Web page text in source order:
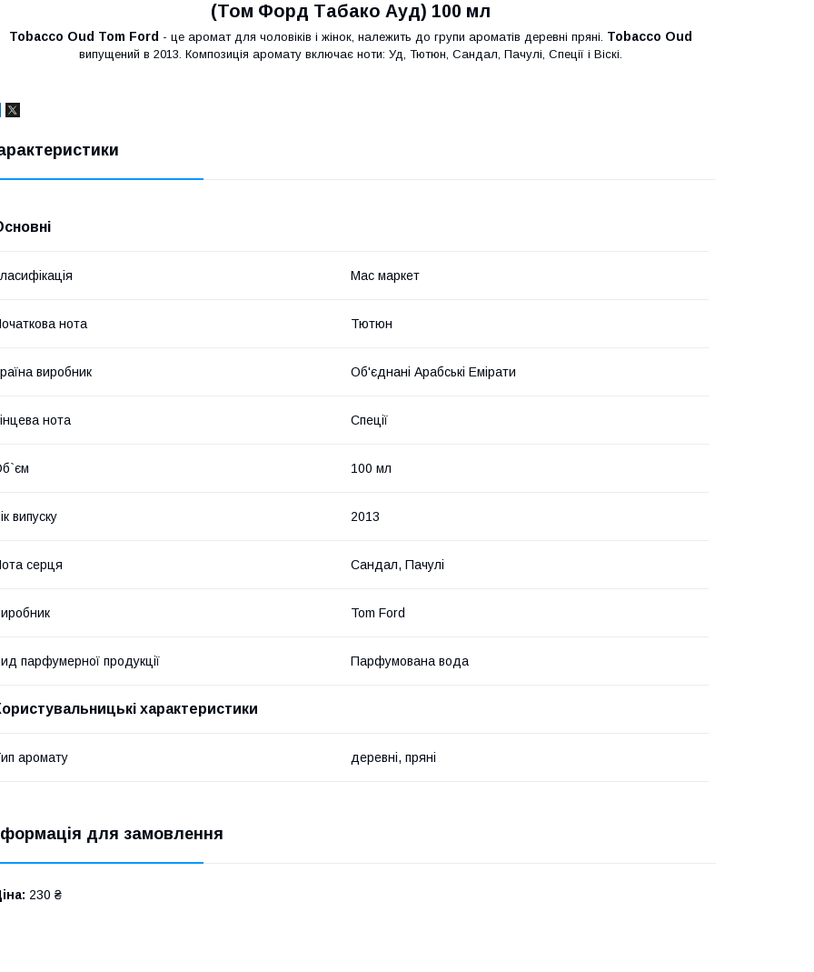
(Том Форд Табако Ауд) 100 мл
Tobacco Oud Tom Ford - це аромат для чоловіків і жінок, належить до групи ароматів деревні пряні. Tobacco Oud
випущений в 2013. Композиція аромату включає ноти: Уд, Тютюн, Сандал, Пачулі, Спеції і Віскі.
Мас маркет
нота Тютюн
виробник Об'єднані Арабські Емірати
нота Спеції
100 мл
випуску 2013
серця Сандал, Пачулі
Tom Ford
парфумерної продукції Парфумована вода
характеристики
аромату деревні, пряні
для замовлення
230 ₴